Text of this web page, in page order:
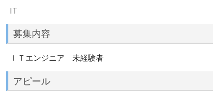
IT
募集内容
ＩＴエンジニア 未経験者
アピール